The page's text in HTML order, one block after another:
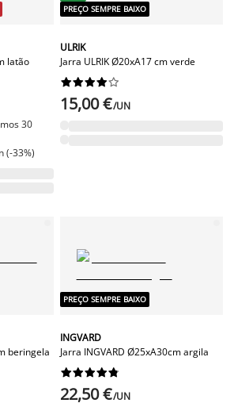
latão
30
(-33%)
PREÇO SEMPRE BAIXO
ULRIK
Jarra ULRIK Ø20xA17 cm verde






15,00 €/UN
beringela
PREÇO SEMPRE BAIXO
INGVARD
Jarra INGVARD Ø25xA30cm argila






22,50 €/UN